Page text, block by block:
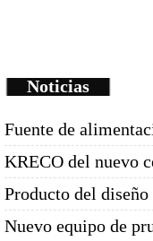
Noticias
Fuente de
KRECO del nuevo
Producto del
Nuevo equipo de